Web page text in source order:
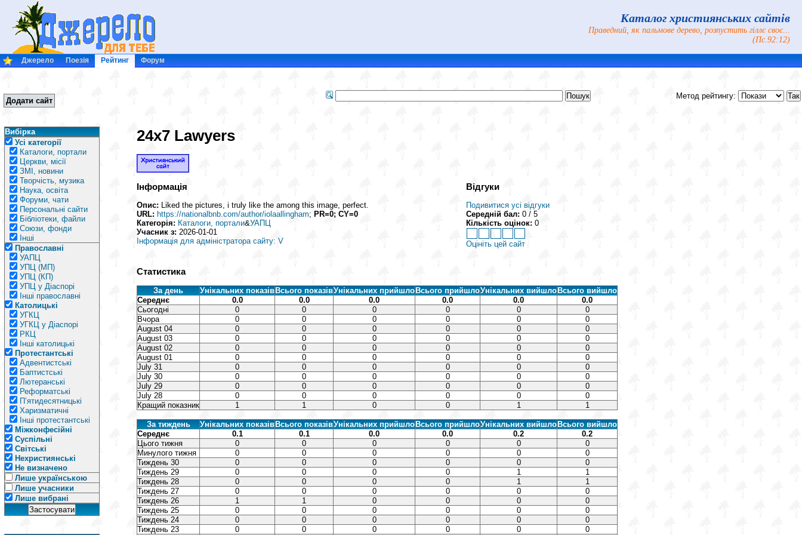
Каталог християнських сайтів
Праведний, як пальмове дерево, розпустить гіллє своє...
(Пс.92:12)
Джерело Поезія Рейтинг Форум
Додати сайт
Метод рейтингу:
Вибірка
Усі категорії
Каталоги, портали
Церкви, місії
ЗМІ, новини
Творчість, музика
Наука, освіта
Форуми, чати
Персональні сайти
Бібліотеки, файли
Союзи, фонди
Інші
Православні
УАПЦ
УПЦ (МП)
УПЦ (КП)
УПЦ у Діаспорі
Інші православні
Католицькі
УГКЦ
УГКЦ у Діаспорі
РКЦ
Інші католицькі
Протестантські
Адвентистські
Баптистські
Лютеранські
Реформатські
П’ятидесятницькі
Харизматичні
Інші протестантські
Міжконфесійні
Суспільні
Світські
Нехристиянські
Не визначено
Лише українською
Лише учасники
Лише вибрані
24x7 Lawyers
Інформація
Опис: Liked the pictures, i truly like the among this image, perfect.
URL: https://nationalbnb.com/author/iolaallingham; PR=0; CY=0
Категорія: Каталоги, портали&УАПЦ
Учасник з: 2026-01-01
Інформація для адміністратора сайту: V
Відгуки
Подивитися усі відгуки
Середній бал: 0 / 5
Кількість оцінок: 0
Оцініть цей сайт
Статистика
За день Унікальних показів Всього показівУнікальних прийшло Всього прийшлоУнікальних вийшло Всього вийшло
Середнє
0.0 0.0 0.0 0.0 0.0
0.0
Сьогодні
0 0 0 0 0
0
Вчора
0 0 0 0 0
0
August 04
0 0 0 0 0
0
August 03
0 0 0 0 0
0
August 02
0 0 0 0 0
0
August 01
0 0 0 0 0
0
July 31
0 0 0 0 0
0
July 30
0 0 0 0 0
0
July 29
0 0 0 0 0
0
July 28
0 0 0 0 0
0
Кращий показник
1 1 0 0 1 1
За тиждень Унікальних показів Всього показівУнікальних прийшло Всього прийшлоУнікальних вийшло Всього вийшло
Середнє
0.1 0.1 0.0 0.0 0.2
0.2
Цього тижня
0 0 0 0 0
0
Минулого тижня
0 0 0 0 0
0
Тиждень 30
0 0 0 0 0
0
Тиждень 29
0 0 0 0 1
1
Тиждень 28
0 0 0 0 1
1
Тиждень 27
0 0 0 0 0
0
Тиждень 26
1 1 0 0 0
0
Тиждень 25
0 0 0 0 0
0
Тиждень 24
0 0 0 0 0
0
Тиждень 23
0 0 0 0 0
0